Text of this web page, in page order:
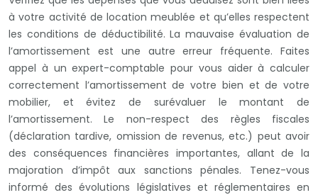
à votre activité de location meublée et qu’elles respectent
les conditions de déductibilité. La mauvaise évaluation de
l’amortissement est une autre erreur fréquente. Faites
appel à un expert-comptable pour vous aider à calculer
correctement l’amortissement de votre bien et de votre
mobilier, et évitez de surévaluer le montant de
l’amortissement. Le non-respect des règles fiscales
(déclaration tardive, omission de revenus, etc.) peut avoir
des conséquences financières importantes, allant de la
majoration d’impôt aux sanctions pénales. Tenez-vous
informé des évolutions législatives et réglementaires en